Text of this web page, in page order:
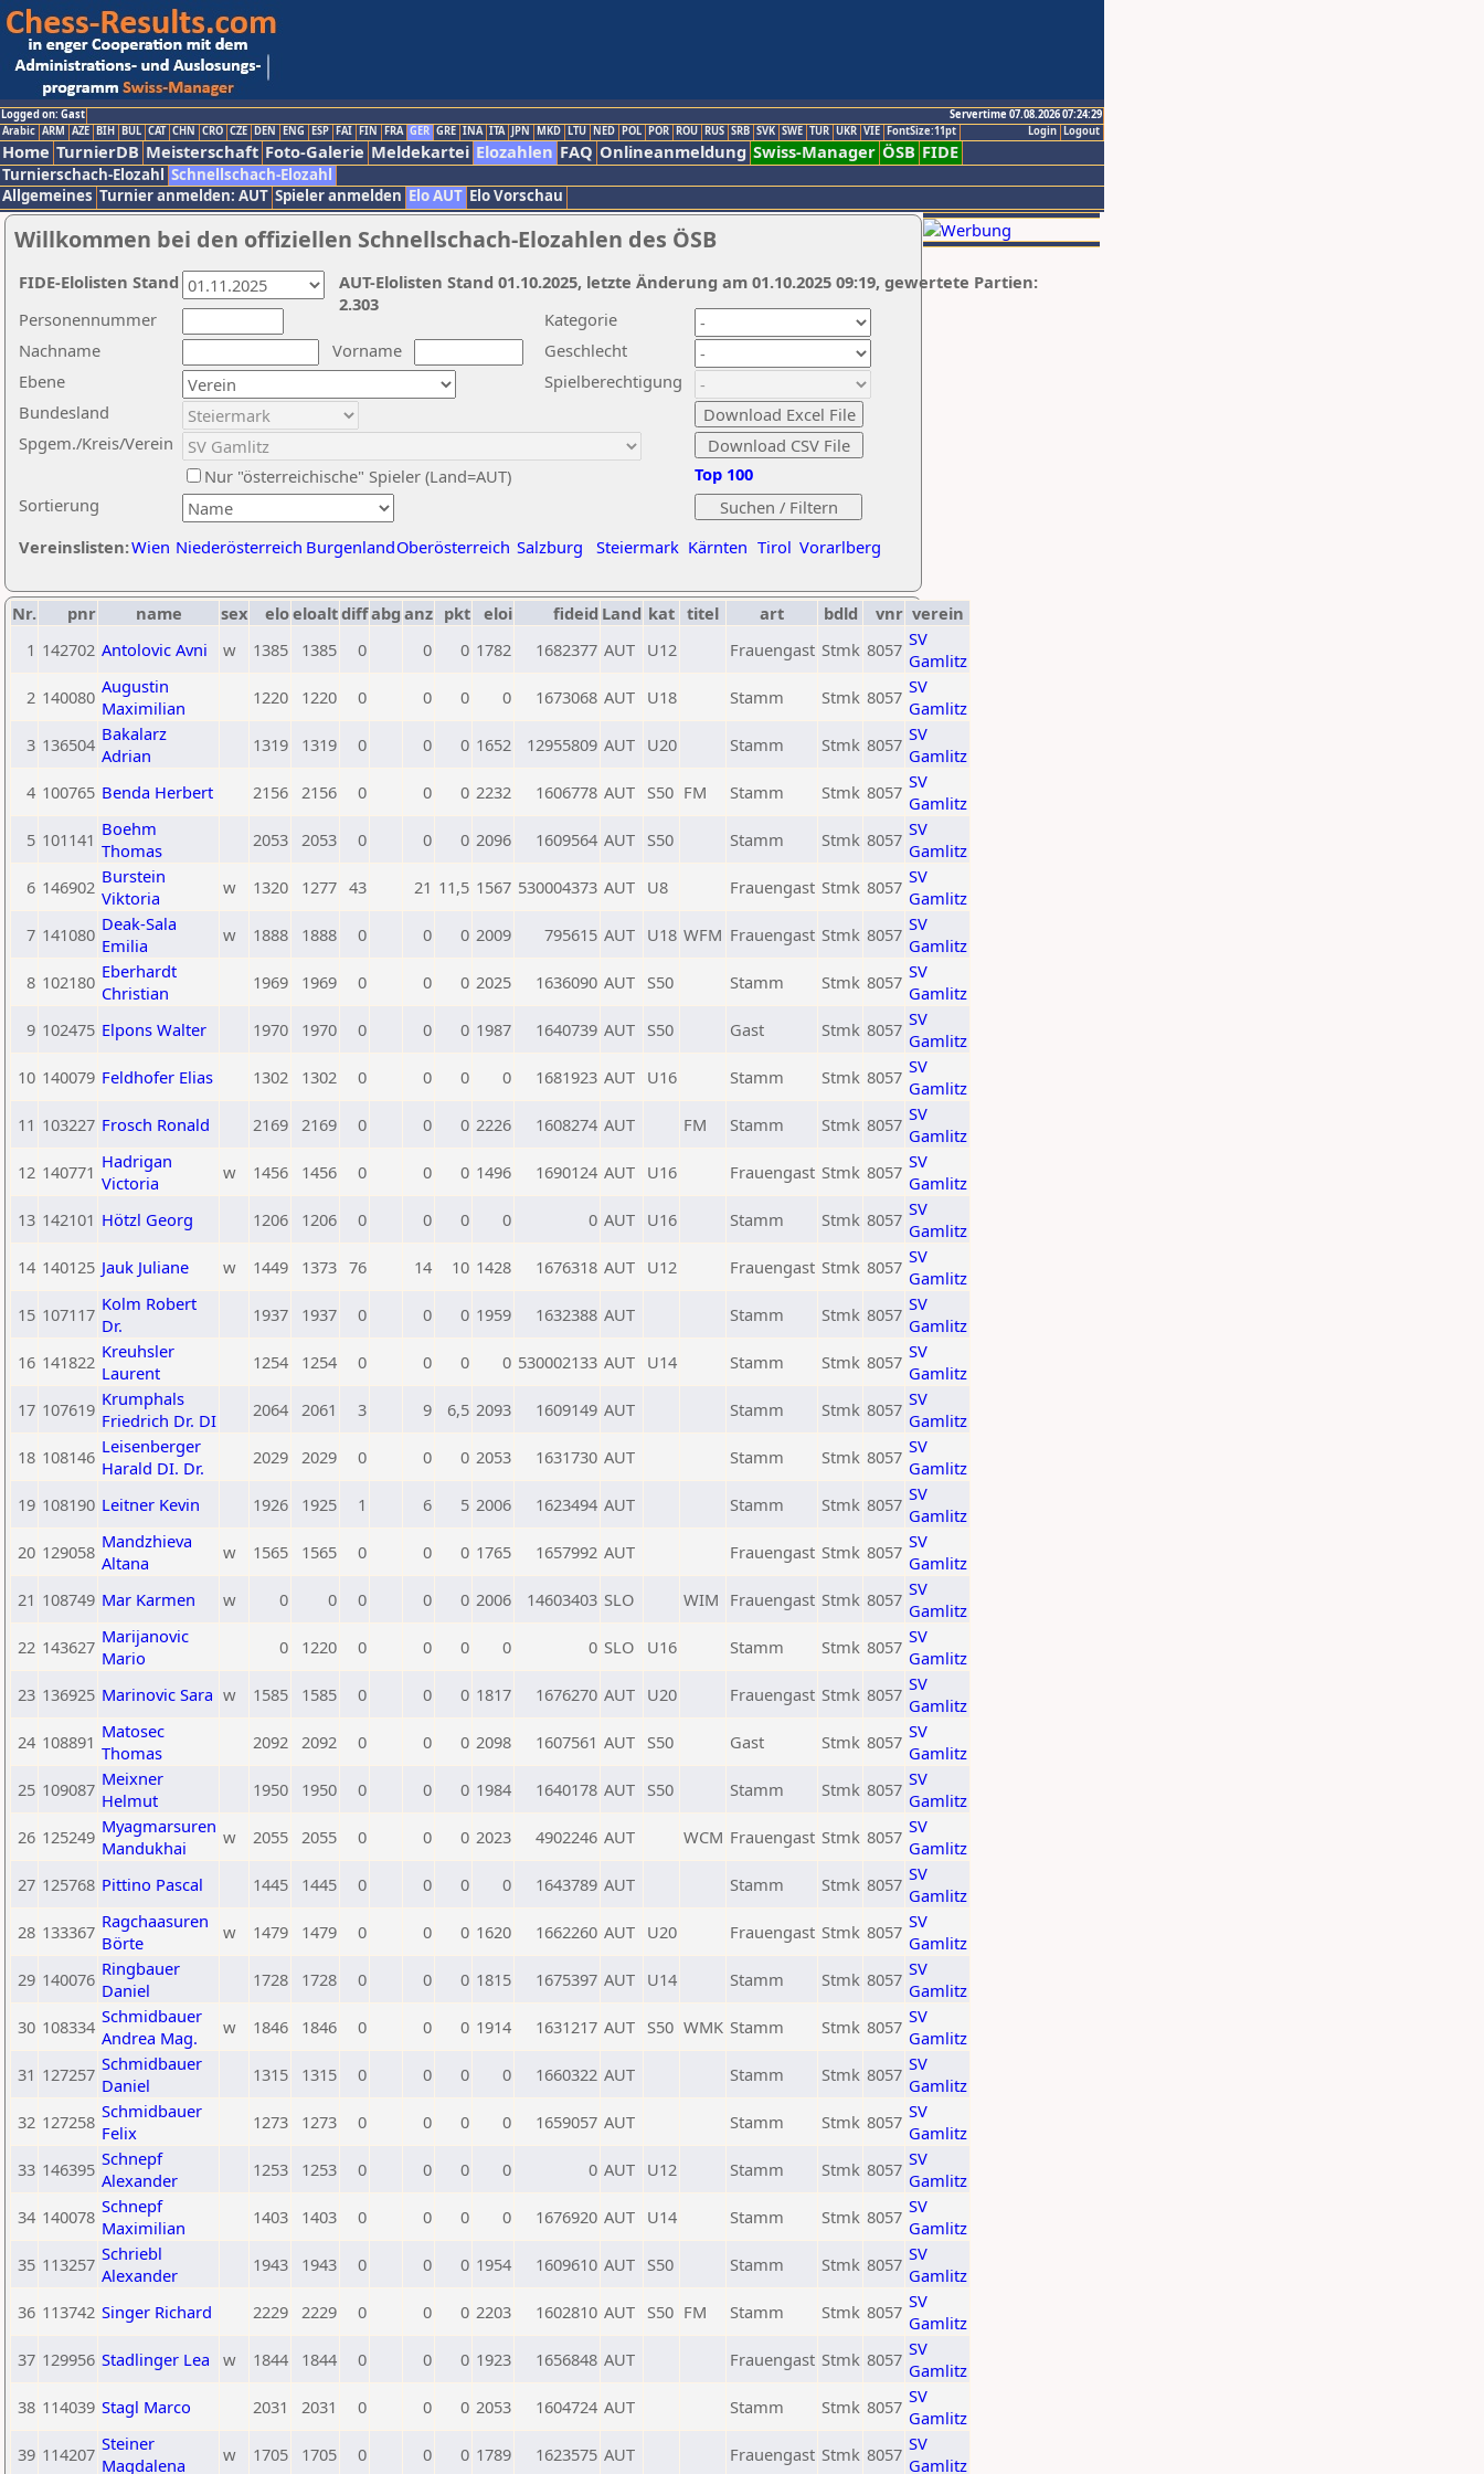
Logged on: Gast
Servertime 07.08.2026 07:24:29
Logout
Login
Arabic ARM AZE BIH BUL CAT CHN CRO CZE DEN ENG ESP FAI FIN FRA GER GRE INA ITA JPN MKD LTU NED POL POR ROU RUS SRB SVK SWE TUR UKR VIE FontSize:11pt
Home TurnierDB Meisterschaft Foto-Galerie Meldekartei Elozahlen FAQ Onlineanmeldung Swiss-Manager ÖSB FIDE
Turnierschach-Elozahl Schnellschach-Elozahl
Allgemeines Turnier anmelden: AUT Spieler anmelden Elo AUT Elo Vorschau
Willkommen bei den offiziellen Schnellschach-Elozahlen des ÖSB
Nachname
Vorname
Ebene
Kategorie
Sortierung
Personennummer
Bundesland
Spgem./Kreis/Verein
Geschlecht
Nur "österreichische" Spieler (Land=AUT)
Spielberechtigung
Vereinslisten:Wien Niederösterreich BurgenlandOberösterreich Salzburg Steiermark Kärnten Tirol Vorarlberg
Top 100
AUT-Elolisten Stand 01.10.2025, letzte Änderung am 01.10.2025 09:19, gewertete Partien:
2.303
FIDE-Elolisten Stand
Nr. pnr name sex eloeloaltdiffabg anz pkt eloi fideid Land kat titel art bdld vnr verein
1 142702 Antolovic Avni w 1385 1385 0 0 0 1782 1682377 AUT U12 Frauengast Stmk 8057 SV
Gamlitz
2 140080 Augustin
Maximilian
1220 1220 0 0 0 0 1673068 AUT U18 Stamm Stmk 8057 SV
Gamlitz
3 136504 Bakalarz
Adrian
1319 1319 0 0 0 1652 12955809 AUT U20 Stamm Stmk 8057 SV
Gamlitz
4 100765 Benda Herbert 2156 2156 0 0 0 2232 1606778 AUT S50 FM Stamm Stmk 8057 SV
Gamlitz
5 101141 Boehm
Thomas
2053 2053 0 0 0 2096 1609564 AUT S50 Stamm Stmk 8057 SV
Gamlitz
6 146902 Burstein
Viktoria
w 1320 1277 43 21 11,5 1567 530004373 AUT U8 Frauengast Stmk 8057 SV
Gamlitz
7 141080 Deak-Sala
Emilia
w 1888 1888 0 0 0 2009 795615 AUT U18 WFM Frauengast Stmk 8057 SV
Gamlitz
8 102180 Eberhardt
Christian
1969 1969 0 0 0 2025 1636090 AUT S50 Stamm Stmk 8057 SV
Gamlitz
9 102475 Elpons Walter 1970 1970 0 0 0 1987 1640739 AUT S50 Gast Stmk 8057 SV
Gamlitz
10 140079 Feldhofer Elias 1302 1302 0 0 0 0 1681923 AUT U16 Stamm Stmk 8057 SV
Gamlitz
11 103227 Frosch Ronald 2169 2169 0 0 0 2226 1608274 AUT FM Stamm Stmk 8057 SV
Gamlitz
12 140771 Hadrigan
Victoria
w 1456 1456 0 0 0 1496 1690124 AUT U16 Frauengast Stmk 8057 SV
Gamlitz
13 142101 Hötzl Georg 1206 1206 0 0 0 0 0 AUT U16 Stamm Stmk 8057 SV
Gamlitz
14 140125 Jauk Juliane w 1449 1373 76 14 10 1428 1676318 AUT U12 Frauengast Stmk 8057 SV
Gamlitz
15 107117 Kolm Robert
Dr.
1937 1937 0 0 0 1959 1632388 AUT Stamm Stmk 8057 SV
Gamlitz
16 141822 Kreuhsler
Laurent
1254 1254 0 0 0 0 530002133 AUT U14 Stamm Stmk 8057 SV
Gamlitz
17 107619 Krumphals
Friedrich Dr. DI
2064 2061 3 9 6,5 2093 1609149 AUT Stamm Stmk 8057 SV
Gamlitz
18 108146 Leisenberger
Harald DI. Dr.
2029 2029 0 0 0 2053 1631730 AUT Stamm Stmk 8057 SV
Gamlitz
19 108190 Leitner Kevin 1926 1925 1 6 5 2006 1623494 AUT Stamm Stmk 8057 SV
Gamlitz
20 129058 Mandzhieva
Altana
w 1565 1565 0 0 0 1765 1657992 AUT Frauengast Stmk 8057 SV
Gamlitz
21 108749 Mar Karmen w 0 0 0 0 0 2006 14603403 SLO WIM Frauengast Stmk 8057 SV
Gamlitz
22 143627 Marijanovic
Mario
0 1220 0 0 0 0 0 SLO U16 Stamm Stmk 8057 SV
Gamlitz
23 136925 Marinovic Sara w 1585 1585 0 0 0 1817 1676270 AUT U20 Frauengast Stmk 8057 SV
Gamlitz
24 108891 Matosec
Thomas
2092 2092 0 0 0 2098 1607561 AUT S50 Gast Stmk 8057 SV
Gamlitz
25 109087 Meixner
Helmut
1950 1950 0 0 0 1984 1640178 AUT S50 Stamm Stmk 8057 SV
Gamlitz
26 125249 Myagmarsuren
Mandukhai
w 2055 2055 0 0 0 2023 4902246 AUT WCM Frauengast Stmk 8057 SV
Gamlitz
27 125768 Pittino Pascal 1445 1445 0 0 0 0 1643789 AUT Stamm Stmk 8057 SV
Gamlitz
28 133367 Ragchaasuren
Börte
w 1479 1479 0 0 0 1620 1662260 AUT U20 Frauengast Stmk 8057 SV
Gamlitz
29 140076 Ringbauer
Daniel
1728 1728 0 0 0 1815 1675397 AUT U14 Stamm Stmk 8057 SV
Gamlitz
30 108334 Schmidbauer
Andrea Mag.
w 1846 1846 0 0 0 1914 1631217 AUT S50 WMK Stamm Stmk 8057 SV
Gamlitz
31 127257 Schmidbauer
Daniel
1315 1315 0 0 0 0 1660322 AUT Stamm Stmk 8057 SV
Gamlitz
32 127258 Schmidbauer
Felix
1273 1273 0 0 0 0 1659057 AUT Stamm Stmk 8057 SV
Gamlitz
33 146395 Schnepf
Alexander
1253 1253 0 0 0 0 0 AUT U12 Stamm Stmk 8057 SV
Gamlitz
34 140078 Schnepf
Maximilian
1403 1403 0 0 0 0 1676920 AUT U14 Stamm Stmk 8057 SV
Gamlitz
35 113257 Schriebl
Alexander
1943 1943 0 0 0 1954 1609610 AUT S50 Stamm Stmk 8057 SV
Gamlitz
36 113742 Singer Richard 2229 2229 0 0 0 2203 1602810 AUT S50 FM Stamm Stmk 8057 SV
Gamlitz
37 129956 Stadlinger Lea w 1844 1844 0 0 0 1923 1656848 AUT Frauengast Stmk 8057 SV
Gamlitz
38 114039 Stagl Marco 2031 2031 0 0 0 2053 1604724 AUT Stamm Stmk 8057 SV
Gamlitz
39 114207 Steiner
Magdalena
w 1705 1705 0 0 0 1789 1623575 AUT Frauengast Stmk 8057 SV
Gamlitz